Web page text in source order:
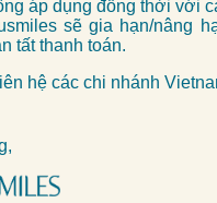
áp dụng đồng thời với
sẽ gia hạn/nâng
tất thanh toán.
hệ các chi nhánh